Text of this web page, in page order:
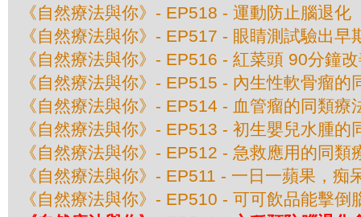
《自然療法與你》- EP518 - 運動防止腦退化
《自然療法與你》- EP517 - 眼睛測試驗出早
《自然療法與你》- EP516 - 紅菜頭 90分鐘
《自然療法與你》- EP515 - 內生性軟骨瘤的
《自然療法與你》- EP514 - 血管瘤的同類療
《自然療法與你》- EP513 - 初生嬰兒水腫的
《自然療法與你》- EP512 - 急救應用的同類
《自然療法與你》- EP511 - 一日一蘋果，痴
《自然療法與你》- EP510 - 可可飲品能擊倒